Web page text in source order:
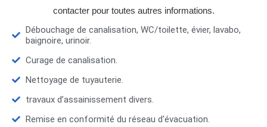
contacter pour toutes autres informations.
Débouchage de canalisation, WC/toilette, évier, lavabo,
baignoire, urinoir.
Curage de canalisation.
Nettoyage de tuyauterie.
travaux d’assainissement divers.
Remise en conformité du réseau d'évacuation.